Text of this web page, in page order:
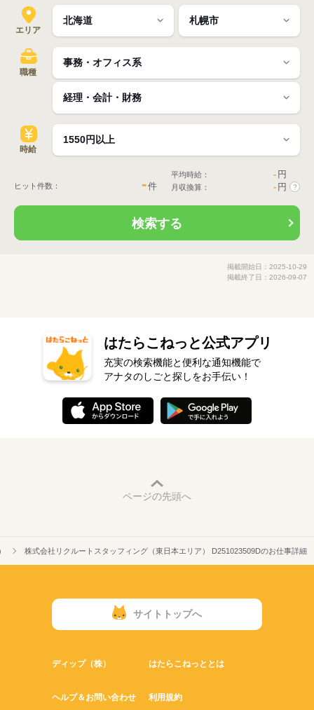
エリア
職種
時給
ヒット件数： -件
平均時給： - 円
月収換算： - 円 ?
検索する
掲載開始日：2025-10-29
掲載終了日：2026-09-07
はたらこねっと公式アプリ
充実の検索機能と便利な通知機能で
アナタのしごと探しをお手伝い！
ページの先頭へ
株式会社リクルートスタッフィング（東日本エリア） D251023509Dのお仕事詳細
サイトトップへ
ディップ（株） はたらこねっととは
ヘルプ＆お問い合わせ 利用規約